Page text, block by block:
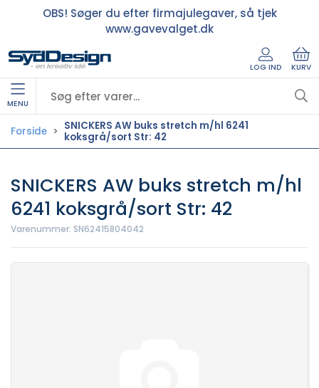
OBS! Søger du efter firmajulegaver, så tjek
www.gavevalget.dk
LOG IND KURV
MENU
Forside
SNICKERS AW buks stretch m/hl 6241
koksgrå/sort Str: 42
SNICKERS AW buks stretch m/hl
6241 koksgrå/sort Str: 42
Varenummer: SN62415804042